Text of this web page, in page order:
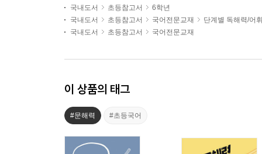
국내도서
초등참고서
6학년
국내도서
초등참고서 국어전문교재
단계별 독해력/어
국내도서
초등참고서 국어전문교재
이 상품의 태그
#문해력 #초등국어